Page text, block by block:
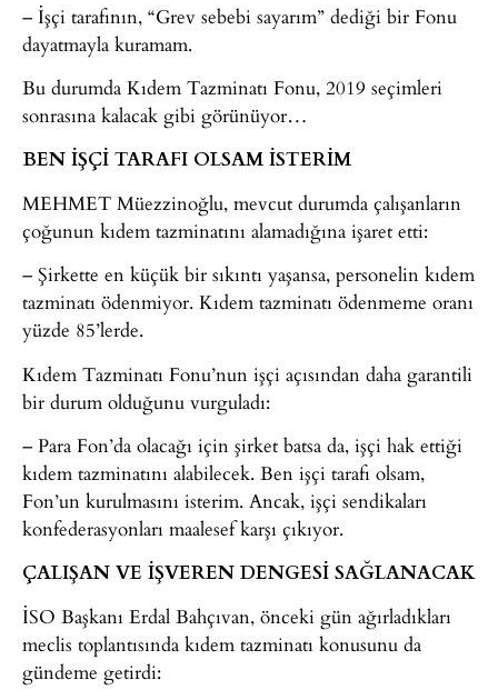
– İşçi tarafının, “Grev sebebi sayarım” dediği bir Fonu
dayatmayla kuramam.
Bu durumda Kıdem Tazminatı Fonu, 2019 seçimleri
sonrasına kalacak gibi görünüyor…
BEN İŞÇİ TARAFI OLSAM İSTERİM
MEHMET Müezzinoğlu, mevcut durumda çalışanların
çoğunun kıdem tazminatını alamadığına işaret etti:
– Şirkette en küçük bir sıkıntı yaşansa, personelin kıdem
tazminatı ödenmiyor. Kıdem tazminatı ödenmeme oranı
yüzde 85’lerde.
Kıdem Tazminatı Fonu’nun işçi açısından daha garantili
bir durum olduğunu vurguladı:
– Para Fon’da olacağı için şirket batsa da, işçi hak ettiği
kıdem tazminatını alabilecek. Ben işçi tarafı olsam,
Fon’un kurulmasını isterim. Ancak, işçi sendikaları
konfederasyonları maalesef karşı çıkıyor.
ÇALIŞAN VE İŞVEREN DENGESİ SAĞLANACAK
İSO Başkanı Erdal Bahçıvan, önceki gün ağırladıkları
meclis toplantısında kıdem tazminatı konusunu da
gündeme getirdi: